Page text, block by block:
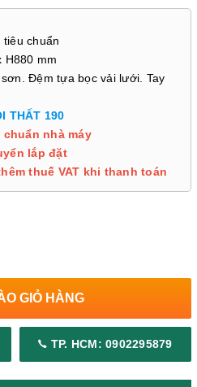
chuẩn
H880 mm
Đệm tựa bọc vải lưới. Tay
THẤT 190
nhà máy
lắp đặt
thuế VAT khi thanh toán
GIỎ HÀNG
TP. HCM: 0902295879